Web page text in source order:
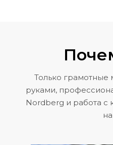
Только грамотные
руками,
Nordberg и работа